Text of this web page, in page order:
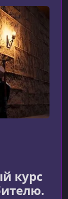
через
курс